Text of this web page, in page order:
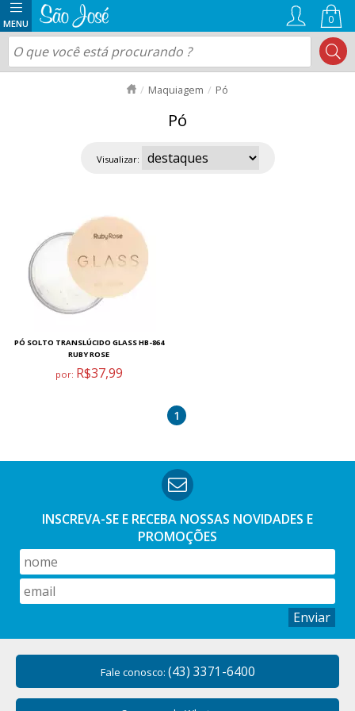
0
Maquiagem Pó
Pó
Visualizar:
PÓ SOLTO TRANSLÚCIDO GLASS HB-864
RUBY ROSE
por: R$37,99
1
INSCREVA-SE E RECEBA NOSSAS NOVIDADES E
PROMOÇÕES
Enviar
Fale conosco: (43) 3371-6400